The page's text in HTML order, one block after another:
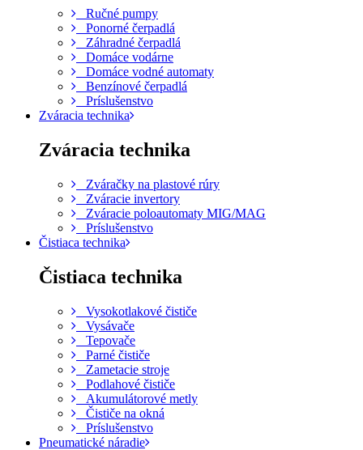
Ručné pumpy
Ponorné čerpadlá
Záhradné čerpadlá
Domáce vodárne
Domáce vodné automaty
Benzínové čerpadlá
Príslušenstvo
Zváracia technika
Zváracia technika
Zváračky na plastové rúry
Zváracie invertory
Zváracie poloautomaty MIG/MAG
Príslušenstvo
Čistiaca technika
Čistiaca technika
Vysokotlakové čističe
Vysávače
Tepovače
Parné čističe
Zametacie stroje
Podlahové čističe
Akumulátorové metly
Čističe na okná
Príslušenstvo
Pneumatické náradie